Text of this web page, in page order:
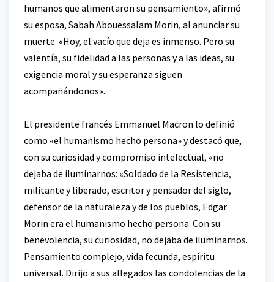
humanos que alimentaron su pensamiento», afirmó
su esposa, Sabah Abouessalam Morin, al anunciar su
muerte. «Hoy, el vacío que deja es inmenso. Pero su
valentía, su fidelidad a las personas y a las ideas, su
exigencia moral y su esperanza siguen
acompañándonos».
El presidente francés Emmanuel Macron lo definió
como «el humanismo hecho persona» y destacó que,
con su curiosidad y compromiso intelectual, «no
dejaba de iluminarnos: «Soldado de la Resistencia,
militante y liberado, escritor y pensador del siglo,
defensor de la naturaleza y de los pueblos, Edgar
Morin era el humanismo hecho persona. Con su
benevolencia, su curiosidad, no dejaba de iluminarnos.
Pensamiento complejo, vida fecunda, espíritu
universal. Dirijo a sus allegados las condolencias de la